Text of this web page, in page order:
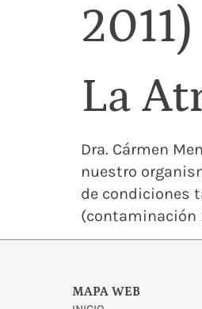
2011)
La
Dra. Cármen
nuestro
de condiciones
(contaminación
MAPA WEB